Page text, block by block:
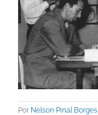
Por Nelson Pinal Borges